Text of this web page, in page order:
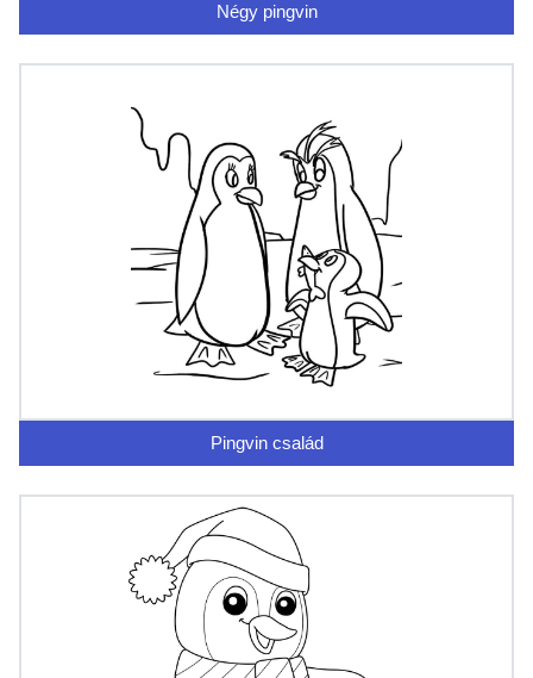
Négy pingvin
Pingvin család